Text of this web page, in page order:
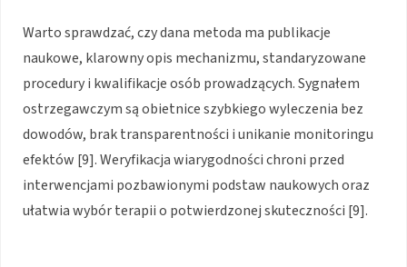
Warto sprawdzać, czy dana metoda ma publikacje
naukowe, klarowny opis mechanizmu, standaryzowane
procedury i kwalifikacje osób prowadzących. Sygnałem
ostrzegawczym są obietnice szybkiego wyleczenia bez
dowodów, brak transparentności i unikanie monitoringu
efektów [9]. Weryfikacja wiarygodności chroni przed
interwencjami pozbawionymi podstaw naukowych oraz
ułatwia wybór terapii o potwierdzonej skuteczności [9].